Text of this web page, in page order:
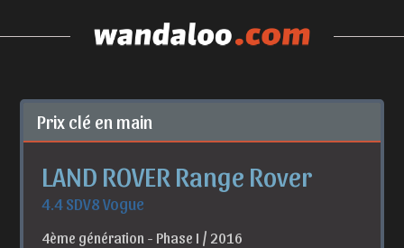
Prix clé en main
LAND ROVER Range Rover
4.4 SDV8 Vogue
4ème génération - Phase I / 2016